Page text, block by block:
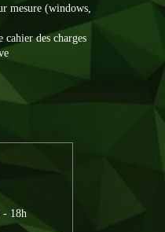
mesure (windows,
cahier des charges
- 18h